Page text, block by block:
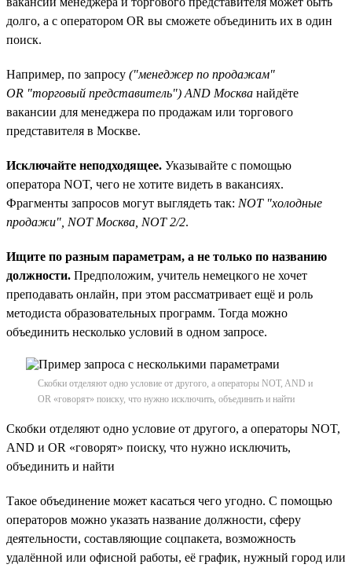
долго, а с оператором OR вы сможете объединить их в один
поиск.
Например, по запросу ("менеджер по продажам"
OR "торговый представитель") AND Москва найдёте
вакансии для менеджера по продажам или торгового
представителя в Москве.
Исключайте неподходящее. Указывайте с помощью
оператора NOT, чего не хотите видеть в вакансиях.
Фрагменты запросов могут выглядеть так: NOT "холодные
продажи", NOT Москва, NOT 2/2.
Ищите по разным параметрам, а не только по названию
должности. Предположим, учитель немецкого не хочет
преподавать онлайн, при этом рассматривает ещё и роль
методиста образовательных программ. Тогда можно
объединить несколько условий в одном запросе.
Скобки отделяют одно условие от другого, а операторы NOT, AND и
OR «говорят» поиску, что нужно исключить, объединить и найти
Скобки отделяют одно условие от другого, а операторы NOT,
AND и OR «говорят» поиску, что нужно исключить,
объединить и найти
Такое объединение может касаться чего угодно. С помощью
операторов можно указать название должности, сферу
деятельности, составляющие соцпакета, возможность
удалённой или офисной работы, её график, нужный город или